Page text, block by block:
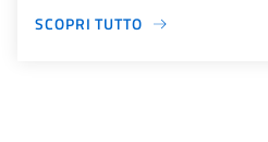
SCOPRI TUTTO